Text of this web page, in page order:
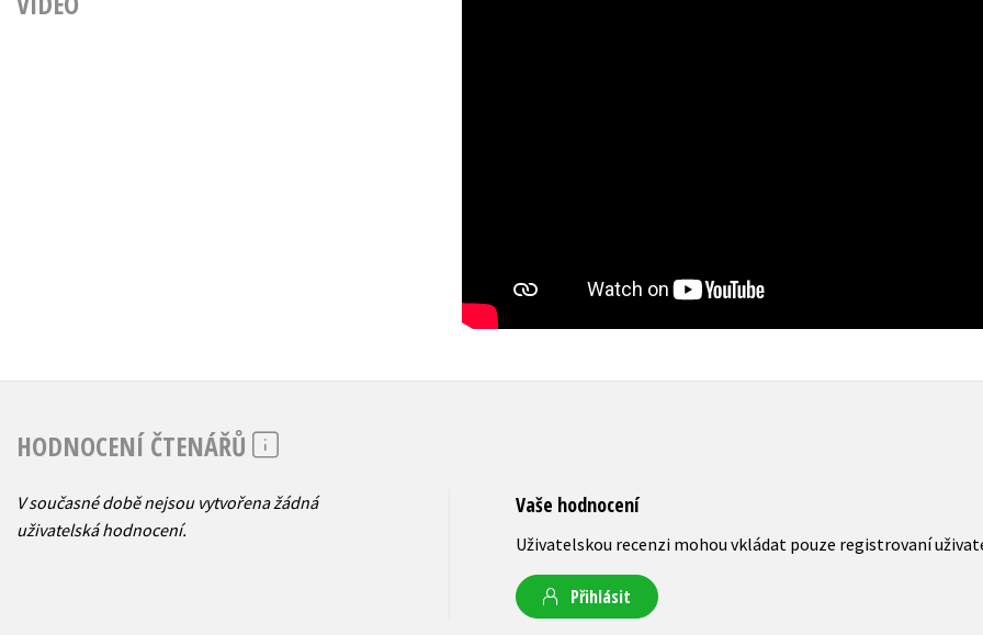
HODNOCENÍ ČTENÁŘŮ
V současné době nejsou vytvořena žádná
uživatelská hodnocení.
Vaše hodnocení
Uživatelskou recenzi mohou vkládat pouze registrovaní
Přihlásit